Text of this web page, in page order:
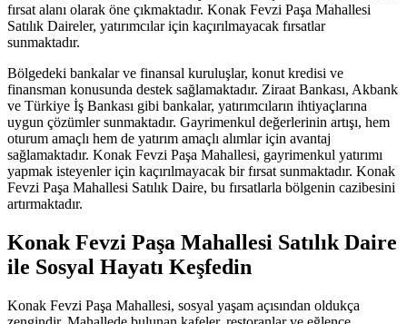
fırsat alanı olarak öne çıkmaktadır. Konak Fevzi Paşa Mahallesi
Satılık Daireler, yatırımcılar için kaçırılmayacak fırsatlar
sunmaktadır.
Bölgedeki bankalar ve finansal kuruluşlar, konut kredisi ve
finansman konusunda destek sağlamaktadır. Ziraat Bankası, Akbank
ve Türkiye İş Bankası gibi bankalar, yatırımcıların ihtiyaçlarına
uygun çözümler sunmaktadır. Gayrimenkul değerlerinin artışı, hem
oturum amaçlı hem de yatırım amaçlı alımlar için avantaj
sağlamaktadır. Konak Fevzi Paşa Mahallesi, gayrimenkul yatırımı
yapmak isteyenler için kaçırılmayacak bir fırsat sunmaktadır. Konak
Fevzi Paşa Mahallesi Satılık Daire, bu fırsatlarla bölgenin cazibesini
artırmaktadır.
Konak Fevzi Paşa Mahallesi Satılık Daire
ile Sosyal Hayatı Keşfedin
Konak Fevzi Paşa Mahallesi, sosyal yaşam açısından oldukça